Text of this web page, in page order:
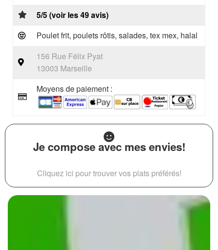
5/5 (voir les 49 avis)
Poulet frit, poulets rôtis, salades, tex mex, halal
156 Rue Félix Pyat
13003 Marseille
Moyens de paiement :
Je compose avec mes envies!
Cliquez ici pour trouver vos plats préférés!